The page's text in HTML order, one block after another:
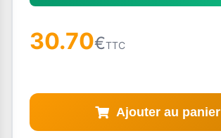
30.70€TTC
Ajouter au panier